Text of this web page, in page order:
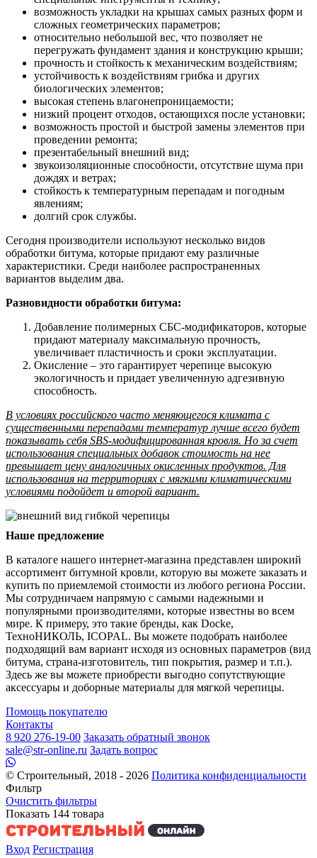
возможность укладки на крышах самых разных форм и
сложных геометрических параметров;
относительно небольшой вес, что позволяет не
перегружать фундамент здания и конструкцию крыши;
прочность и стойкость к механическим воздействиям;
устойчивость к воздействиям грибка и других
биологических элементов;
высокая степень влагонепроницаемости;
низкий процент отходов, остающихся после установки;
возможность простой и быстрой замены элементов при
проведении ремонта;
презентабельный внешний вид;
звукоизоляционные способности, отсутствие шума при
дождях и ветрах;
стойкость к температурным перепадам и погодным
явлениям;
долгий срок службы.
Сегодня производители используют несколько видов
обработки битума, которые придают ему различные
характеристики. Среди наиболее распространенных
вариантов выделим два.
Разновидности обработки битума:
Добавление полимерных СБС-модификаторов, которые
придают материалу максимальную прочность,
увеличивает пластичность и сроки эксплуатации.
Окисление – это гарантирует черепице высокую
экологичность и придает увеличенную адгезивную
способность.
В условиях российского часто меняющегося климата с
существенными перепадами температур лучше всего будет
показывать себя SBS-модифицированная кровля. Но за счет
использования специальных добавок стоимость на нее
превышает цену аналогичных окисленных продуктов. Для
использования на территориях с мягкими климатическими
условиями подойдет и второй вариант.
Наше предложение
В каталоге нашего интернет-магазина представлен широкий
ассортимент битумной кровли, которую вы можете заказать и
купить по приемлемой стоимости из любого региона России.
Мы сотрудничаем напрямую с самыми надежными и
популярными производителями, которые известны во всем
мире. К примеру, это такие бренды, как Docke,
ТехноНИКОЛЬ, ICOPAL. Вы можете подобрать наиболее
подходящий вам вариант исходя из основных параметров (вид
битума, страна-изготовитель, тип покрытия, размер и т.п.).
Здесь же вы можете приобрести выгодно сопутствующие
аксессуары и доборные материалы для мягкой черепицы.
Помощь покупателю
Контакты
8 920 276-19-00 Заказать обратный звонок
sale@str-online.ru Задать вопрос
© Строительный, 2018 - 2026 Политика конфиденциальности
Фильтр
Очистить фильтры
Показать 144 товара
Вход Регистрация